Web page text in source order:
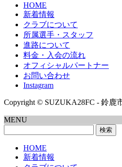
HOME
新着情報
クラブについて
所属選手・スタッフ
進路について
料金・入会の流れ
オフィシャルパートナー
お問い合わせ
Instagram
Copyright © SUZUKA28FC - 鈴鹿
MENU
HOME
新着情報